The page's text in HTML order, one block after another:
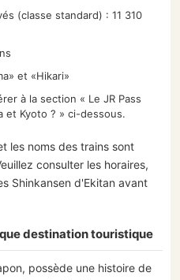
(classe standard) : 11 310
et «Hikari»
à la section « Le JR Pass
et Kyoto ? » ci-dessous.
les noms des trains sont
consulter les horaires,
Shinkansen d'Ekitan avant
destination touristique
possède une histoire de